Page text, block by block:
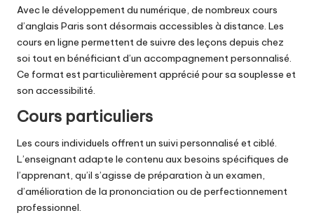
Avec le développement du numérique, de nombreux cours
d’anglais Paris sont désormais accessibles à distance. Les
cours en ligne permettent de suivre des leçons depuis chez
soi tout en bénéficiant d’un accompagnement personnalisé.
Ce format est particulièrement apprécié pour sa souplesse et
son accessibilité.
Cours particuliers
Les cours individuels offrent un suivi personnalisé et ciblé.
L’enseignant adapte le contenu aux besoins spécifiques de
l’apprenant, qu’il s’agisse de préparation à un examen,
d’amélioration de la prononciation ou de perfectionnement
professionnel.